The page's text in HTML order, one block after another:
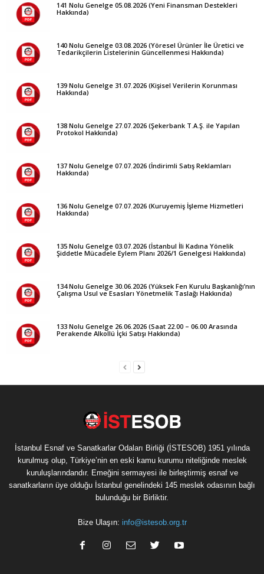
141 Nolu Genelge 05.08.2026 (Yeni Finansman Destekleri
Hakkında)
140 Nolu Genelge 03.08.2026 (Yöresel Ürünler İle Üretici ve
Tedarikçilerin Listelerinin Güncellenmesi Hakkında)
139 Nolu Genelge 31.07.2026 (Kişisel Verilerin Korunması
Hakkında)
138 Nolu Genelge 27.07.2026 (Şekerbank T.A.Ş. ile Yapılan
Protokol Hakkında)
137 Nolu Genelge 07.07.2026 (İndirimli Satış Reklamları
Hakkında)
136 Nolu Genelge 07.07.2026 (Kuruyemiş İşleme Hizmetleri
Hakkında)
135 Nolu Genelge 03.07.2026 (İstanbul İli Kadına Yönelik
Şiddetle Mücadele Eylem Planı 2026/1 Genelgesi Hakkında)
134 Nolu Genelge 30.06.2026 (Yüksek Fen Kurulu Başkanlığı’nın
Çalışma Usul ve Esasları Yönetmelik Taslağı Hakkında)
133 Nolu Genelge 26.06.2026 (Saat 22.00 – 06.00 Arasında
Perakende Alkollü İçki Satışı Hakkında)
İstanbul Esnaf ve Sanatkarlar Odaları Birliği (İSTESOB) 1951 yılında
kurulmuş olup, Türkiye’nin en eski kamu kurumu niteliğinde meslek
kuruluşlarındandır. Emeğini sermayesi ile birleştirmiş esnaf ve
sanatkarların üye olduğu İstanbul genelindeki 145 meslek odasının bağlı
bulunduğu bir Birliktir.
Bize Ulaşın: info@istesob.org.tr